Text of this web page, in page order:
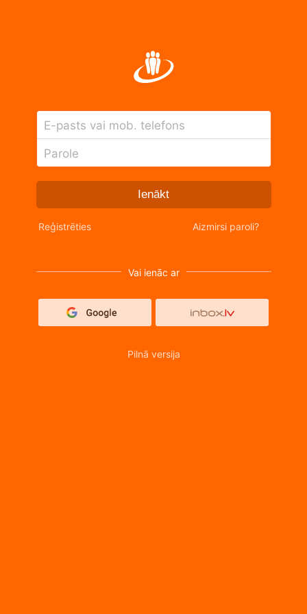
E-pasts vai mob. telefons
Parole
Ienākt
Reģistrēties Aizmirsi paroli?
Vai ienāc ar
Pilnā versija